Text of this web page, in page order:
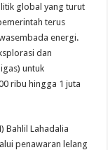
global yang turut
terus
energi.
dan
untuk
ribu hingga 1 juta
Bahlil Lahadalia
penawaran lelang